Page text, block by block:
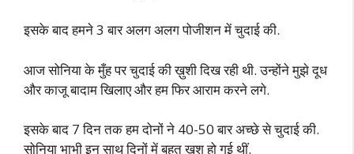
इसके बाद हमने 3 बार अलग अलग पोजीशन में चुदाई की.
आज सोनिया के मुँह पर चुदाई की ख़ुशी दिख रही थी. उन्होंने मुझे दूध
और काजू बादाम खिलाए और हम फिर आराम करने लगे.
इसके बाद 7 दिन तक हम दोनों ने 40-50 बार अच्छे से चुदाई की.
सोनिया भाभी इन साथ दिनों में बहुत खुश हो गई थीं.